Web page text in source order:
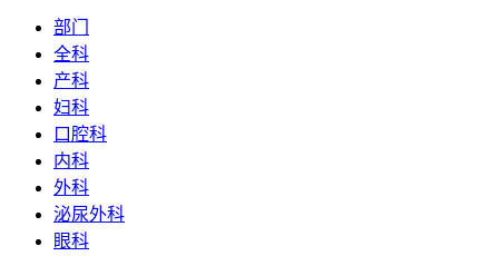
部门
全科
产科
妇科
口腔科
内科
外科
泌尿外科
眼科